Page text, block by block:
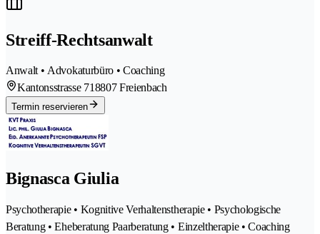
Streiff-Rechtsanwalt
Anwalt • Advokaturbüro • Coaching
Kantonsstrasse 718807 Freienbach
Termin reservieren
Bignasca Giulia
Psychotherapie • Kognitive Verhaltenstherapie • Psychologische
Beratung • Eheberatung Paarberatung • Einzeltherapie • Coaching